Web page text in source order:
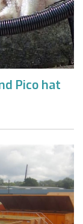
Pico hat